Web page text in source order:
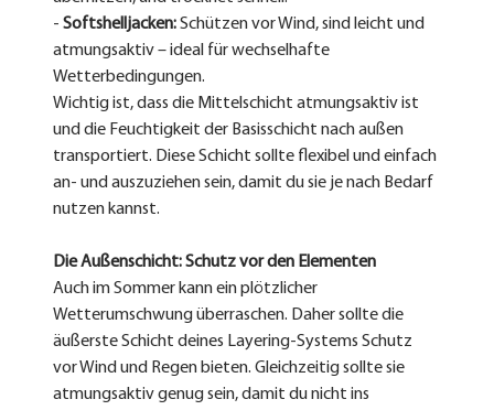
- Softshelljacken: Schützen vor Wind, sind leicht und
atmungsaktiv – ideal für wechselhafte
Wetterbedingungen.
Wichtig ist, dass die Mittelschicht atmungsaktiv ist
und die Feuchtigkeit der Basisschicht nach außen
transportiert. Diese Schicht sollte flexibel und einfach
an- und auszuziehen sein, damit du sie je nach Bedarf
nutzen kannst.
Die Außenschicht: Schutz vor den Elementen
Auch im Sommer kann ein plötzlicher
Wetterumschwung überraschen. Daher sollte die
äußerste Schicht deines Layering-Systems Schutz
vor Wind und Regen bieten. Gleichzeitig sollte sie
atmungsaktiv genug sein, damit du nicht ins